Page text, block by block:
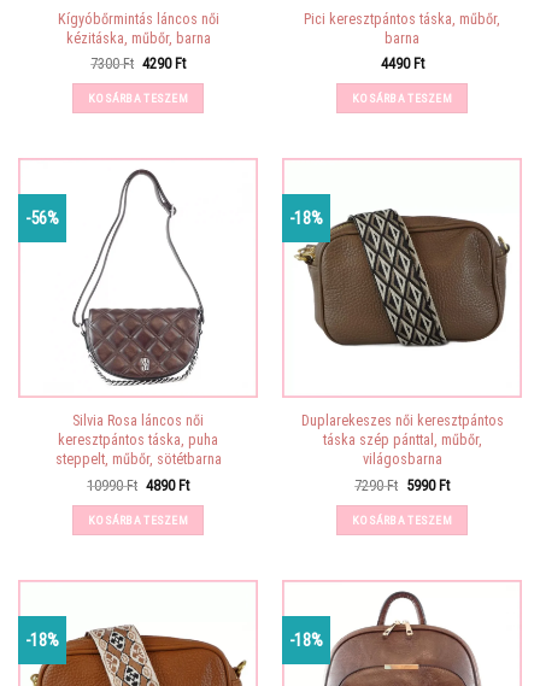
Kígyóbőrmintás láncos női
kézitáska, műbőr, barna
7300Ft Original
was:
7300 Ft.
4290 FtCurrent
is:
4290 Ft.
KOSÁRBA TESZEM
Pici keresztpántos táska, műbőr,
barna
4490 Ft
KOSÁRBA TESZEM
-56%
Silvia Rosa láncos női
keresztpántos táska, puha
steppelt, műbőr, sötétbarna
10990Ft Original
was:
10990 Ft.
4890 FtCurrent
KOSÁRBA TESZEM
-18%
Duplarekeszes női keresztpántos
táska szép pánttal, műbőr,
világosbarna
7290Ft Original
was:
7290 Ft.
5990 FtCurrent
is:
5990 Ft.
KOSÁRBA TESZEM
-18% -18%